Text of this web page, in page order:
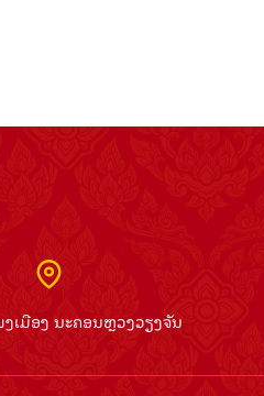
ເມືອງ ນະຄອນຫຼວງວຽງຈັນ